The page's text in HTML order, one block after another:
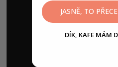
JASNĚ, TO
DÍK, KAFE MÁM